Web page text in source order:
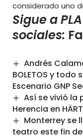
considerado uno
Sigue a
sociales:
Andrés
BOLETOS y
Escenario GNP
Así se vivió la
Herencia en
Monterrey se
teatro este fin